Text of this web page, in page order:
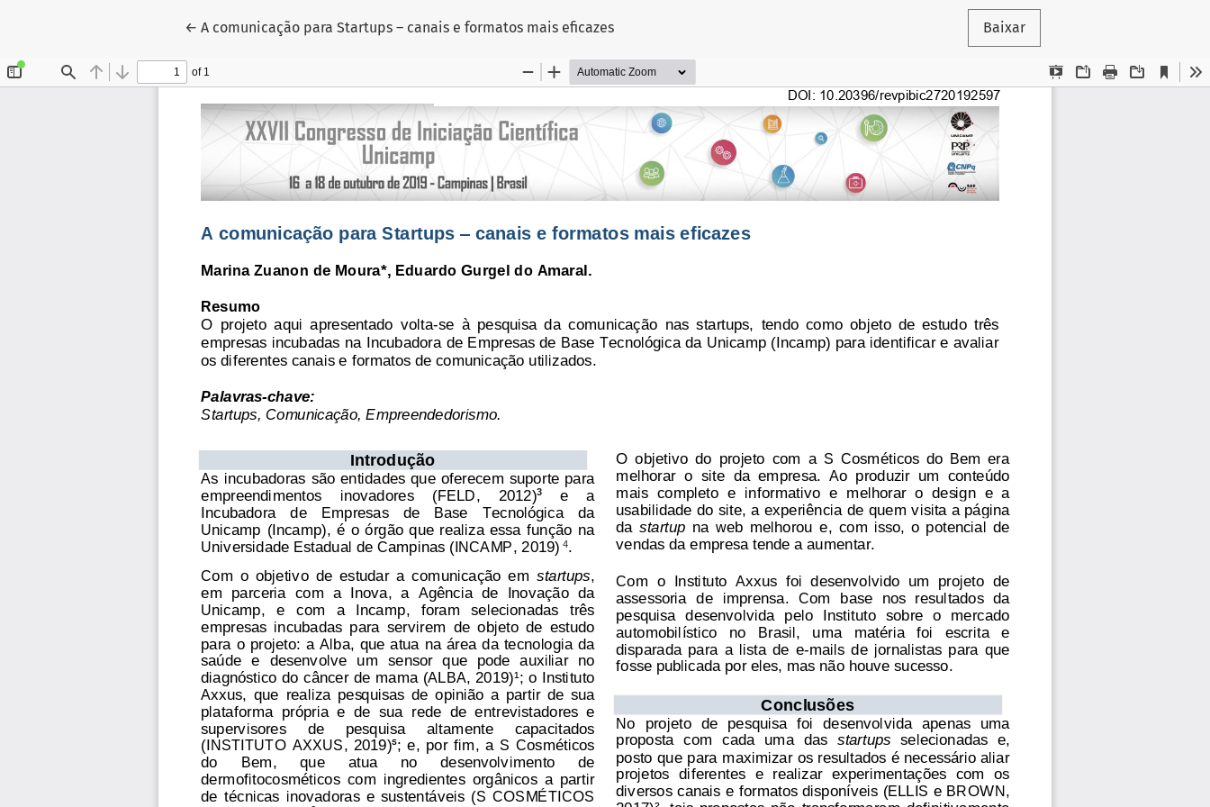
← Voltar aos Detalhes do Artigo
A comunicação para Startups – canais e formatos mais eficazes Baixar